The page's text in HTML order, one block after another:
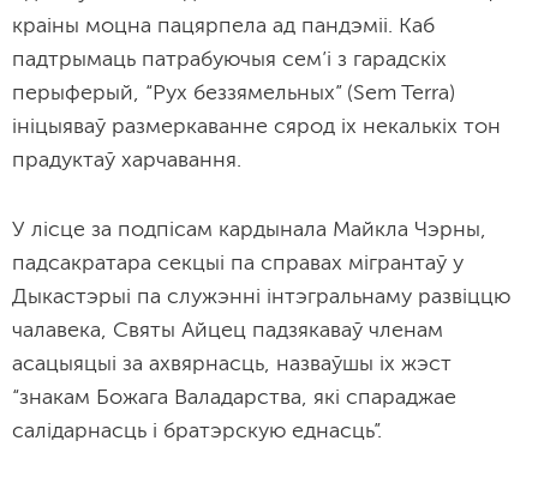
краіны моцна пацярпела ад пандэміі. Каб
падтрымаць патрабуючыя сем’і з гарадскіх
перыферый, “Рух беззямельных” (Sem Terra)
ініцыяваў размеркаванне сярод іх некалькіх тон
прадуктаў харчавання.
У лісце за подпісам кардынала Майкла Чэрны,
падсакратара секцыі па справах мігрантаў у
Дыкастэрыі па служэнні інтэгральнаму развіццю
чалавека, Святы Айцец падзякаваў членам
асацыяцыі за ахвярнасць, назваўшы іх жэст
“знакам Божага Валадарства, які спараджае
салідарнасць і братэрскую еднасць”.